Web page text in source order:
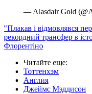
— Alasdair Gold
"Плакав і відмовлявся
рекордний трансфер в
Флорентіно
Читайте еще:
Тоттенхэм
Англия
Джеймс Мэддисон